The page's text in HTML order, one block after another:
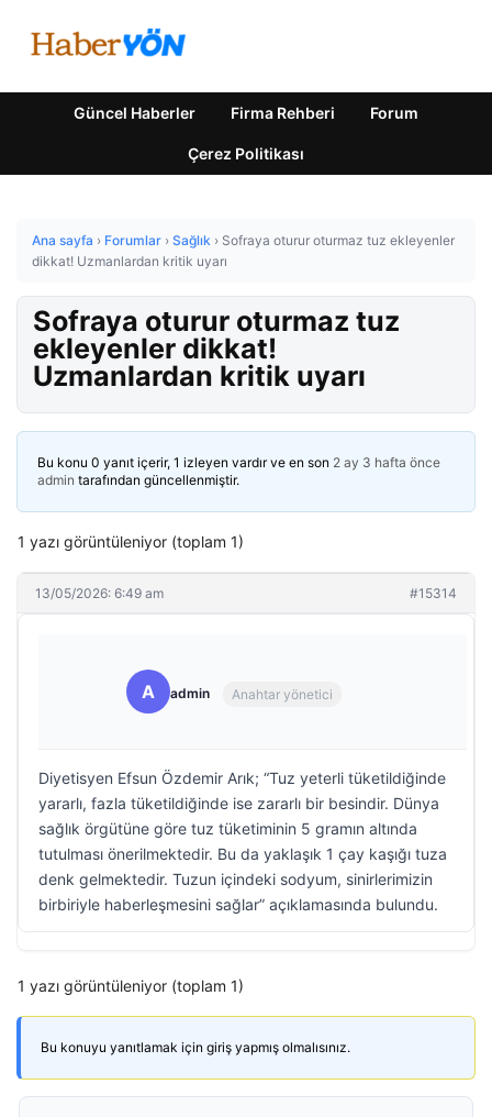
Güncel Haberler Firma Rehberi Forum
Çerez Politikası
Ana sayfa › Forumlar › Sağlık › Sofraya oturur oturmaz tuz ekleyenler
dikkat! Uzmanlardan kritik uyarı
Sofraya oturur oturmaz tuz
ekleyenler dikkat!
Uzmanlardan kritik uyarı
Bu konu 0 yanıt içerir, 1 izleyen vardır ve en son 2 ay 3 hafta önce
admin tarafından güncellenmiştir.
1 yazı görüntüleniyor (toplam 1)
13/05/2026: 6:49 am #15314
A admin Anahtar yönetici
Diyetisyen Efsun Özdemir Arık; “Tuz yeterli tüketildiğinde
yararlı, fazla tüketildiğinde ise zararlı bir besindir. Dünya
sağlık örgütüne göre tuz tüketiminin 5 gramın altında
tutulması önerilmektedir. Bu da yaklaşık 1 çay kaşığı tuza
denk gelmektedir. Tuzun içindeki sodyum, sinirlerimizin
birbiriyle haberleşmesini sağlar” açıklamasında bulundu.
1 yazı görüntüleniyor (toplam 1)
Bu konuyu yanıtlamak için giriş yapmış olmalısınız.